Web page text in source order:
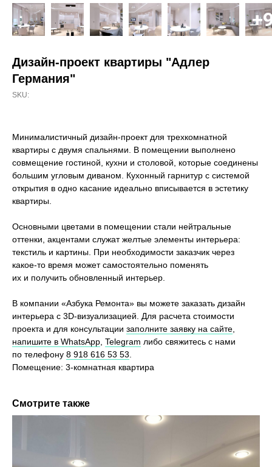
Дизайн-проект квартиры "Адлер
Германия"
SKU:
Минималистичный дизайн-проект для трехкомнатной
квартиры с двумя спальнями. В помещении выполнено
совмещение гостиной, кухни и столовой, которые соединены
большим угловым диваном. Кухонный гарнитур с системой
открытия в одно касание идеально вписывается в эстетику
квартиры.
Основными цветами в помещении стали нейтральные
оттенки, акцентами служат желтые элементы интерьера:
текстиль и картины. При необходимости заказчик через
какое-то время может самостоятельно поменять
их и получить обновленный интерьер.
В компании «Азбука Ремонта» вы можете заказать дизайн
интерьера c 3D-визуализацией. Для расчета стоимости
проекта и для консультации заполните заявку на сайте
напишите в WhatsApp Telegram либо свяжитесь с нами
по телефону 8 918 616 53 53
Помещение: 3-комнатная квартира
Смотрите также
обсудим ваш проект